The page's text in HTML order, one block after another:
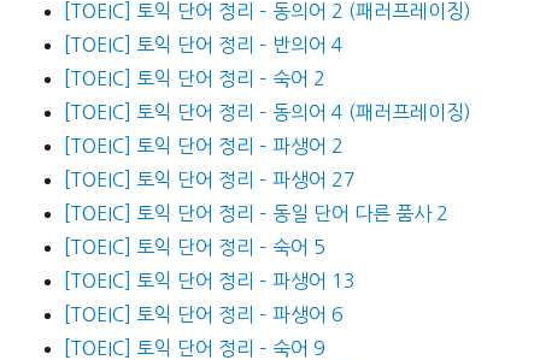
[TOEIC] 토익 단어 정리 – 동의어 2 (패러프레이징)
[TOEIC] 토익 단어 정리 – 반의어 4
[TOEIC] 토익 단어 정리 – 숙어 2
[TOEIC] 토익 단어 정리 – 동의어 4 (패러프레이징)
[TOEIC] 토익 단어 정리 – 파생어 2
[TOEIC] 토익 단어 정리 – 파생어 27
[TOEIC] 토익 단어 정리 – 동일 단어 다른 품사 2
[TOEIC] 토익 단어 정리 – 숙어 5
[TOEIC] 토익 단어 정리 – 파생어 13
[TOEIC] 토익 단어 정리 – 파생어 6
[TOEIC] 토익 단어 정리 – 숙어 9